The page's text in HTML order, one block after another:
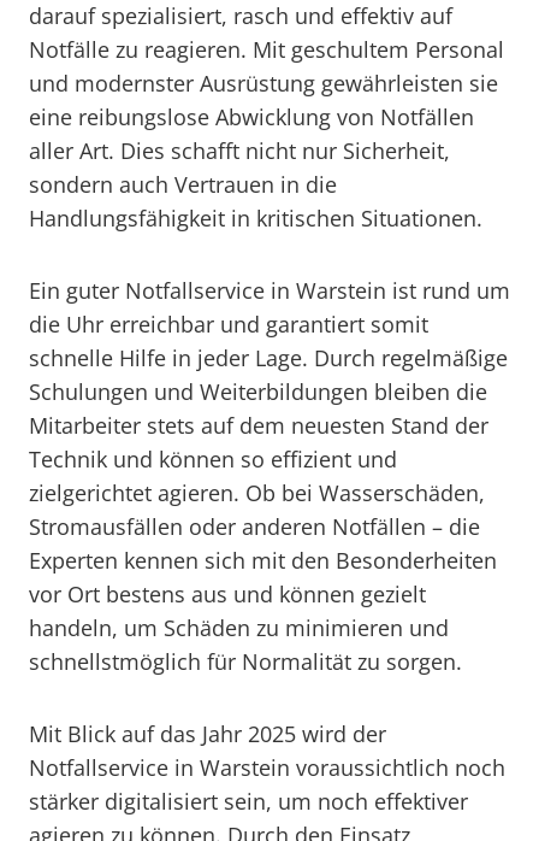
darauf spezialisiert, rasch und effektiv auf
Notfälle zu reagieren. Mit geschultem Personal
und modernster Ausrüstung gewährleisten sie
eine reibungslose Abwicklung von Notfällen
aller Art. Dies schafft nicht nur Sicherheit,
sondern auch Vertrauen in die
Handlungsfähigkeit in kritischen Situationen.
Ein guter Notfallservice in Warstein ist rund um
die Uhr erreichbar und garantiert somit
schnelle Hilfe in jeder Lage. Durch regelmäßige
Schulungen und Weiterbildungen bleiben die
Mitarbeiter stets auf dem neuesten Stand der
Technik und können so effizient und
zielgerichtet agieren. Ob bei Wasserschäden,
Stromausfällen oder anderen Notfällen – die
Experten kennen sich mit den Besonderheiten
vor Ort bestens aus und können gezielt
handeln, um Schäden zu minimieren und
schnellstmöglich für Normalität zu sorgen.
Mit Blick auf das Jahr 2025 wird der
Notfallservice in Warstein voraussichtlich noch
stärker digitalisiert sein, um noch effektiver
agieren zu können. Durch den Einsatz